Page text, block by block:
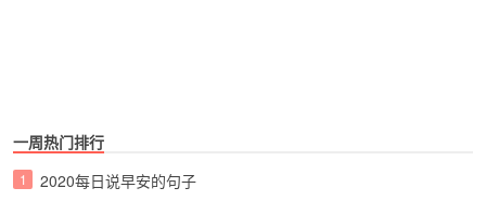
一周热门排行
1 2020每日说早安的句子